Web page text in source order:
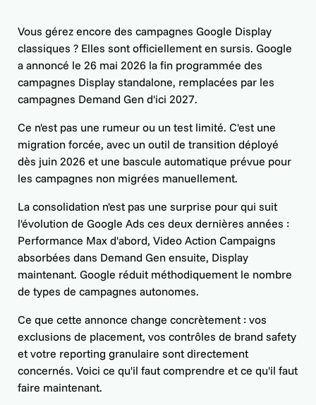
Vous gérez encore des campagnes Google Display
classiques ? Elles sont officiellement en sursis. Google
a annoncé le 26 mai 2026 la fin programmée des
campagnes Display standalone, remplacées par les
campagnes Demand Gen d'ici 2027.
Ce n'est pas une rumeur ou un test limité. C'est une
migration forcée, avec un outil de transition déployé
dès juin 2026 et une bascule automatique prévue pour
les campagnes non migrées manuellement.
La consolidation n'est pas une surprise pour qui suit
l'évolution deGoogle Ads ces deux dernières années :
Performance Max d'abord, Video Action Campaigns
absorbées dans Demand Gen ensuite, Display
maintenant. Google réduit méthodiquement le nombre
de types de campagnes autonomes.
Ce que cette annonce change concrètement : vos
exclusions de placement, vos contrôles de brand safety
et votre reporting granulaire sont directement
concernés. Voici ce qu'il faut comprendre et ce qu'il faut
faire maintenant.